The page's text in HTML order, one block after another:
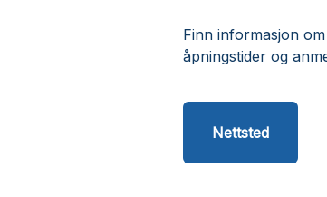
Finn informasjon
åpningstider og
Nettsted